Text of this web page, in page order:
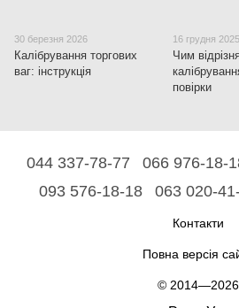
30 березня 2026
Калібрування торгових
ваг: інструкція
16 грудня 2025
Чим
повірки
044 337-78-77 066 976-18-
093 576-18-18
063 020-
Контакти
Повна версія
© 2014—2026